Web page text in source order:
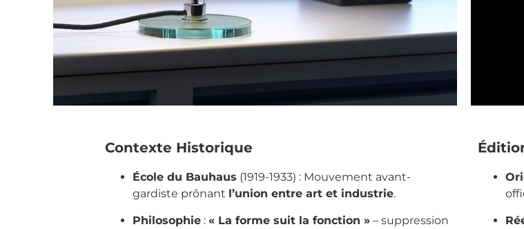
Contexte Historique
École du Bauhaus (1919-1933) : Mouvement avant-
gardiste prônant l’union entre art et industrie.
Philosophie : « La forme suit la fonction » – suppression